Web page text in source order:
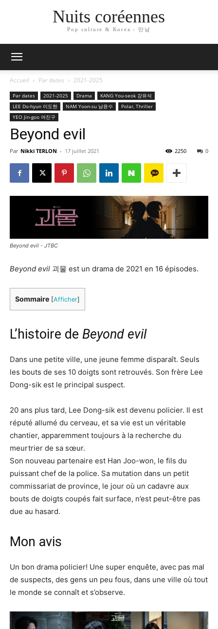
Nuits coréennes
Pop culture & Korea - 만남
Accueil Par dates 2021-2025
Par dates 2021-2025 Drama
KANG You-seok 강유석
LEE Do-hyun 이도현
NAM Yoon-su 남윤수
Polar, Thriller
YEO Jin-goo 여진구
Beyond evil
Par Nikki TERLON - 17 juillet 2021 0
2250
Beyond evil - JTBC
Beyond evil 괴물 est un drama de 2021 en 16 épisodes.
Sommaire [Afficher]
L’histoire de Beyond evil
Dans une petite ville, une jeune femme disparaît. Seuls
les bouts de ses 10 doigts sont retrouvés. Son frère Lee
Dong-sik est le principal suspect.
20 ans plus tard, Lee Dong-sik est devenu policier. Il est
réputé allumé du cerveau, et sa vie est un véritable
chantier, apparemment toujours à la recherche du
meurtrier de sa sœur.
Son nouveau partenaire est Han Joo-won, le fils du
puissant chef de la police. Sa mutation dans un petit
commissariat de province, le jour où un cadavre aux
bouts de doigts coupés fait surface, n’est peut-être pas
due au hasard.
Mon avis
Un bon drama policier! Une super enquête, avec pas mal
de suspects, des gens un peu fous, dans une ville où tout
le monde se connaît et s’observe.